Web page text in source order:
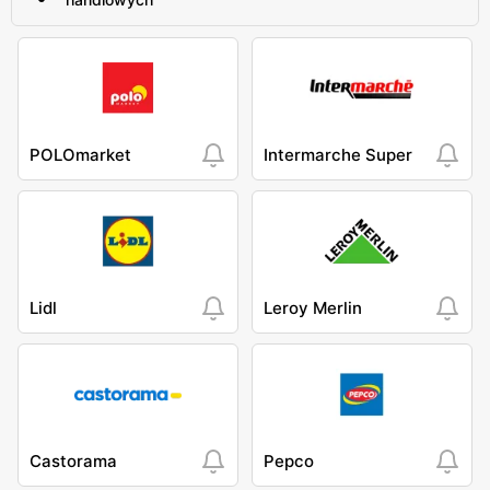
POLOmarket Intermarche Super
Lidl Leroy Merlin
Castorama Pepco